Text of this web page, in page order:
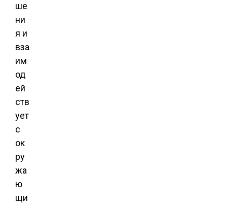
ше
ни
я и
вза
им
од
ей
ств
ует
с
ок
ру
жа
ю
щи